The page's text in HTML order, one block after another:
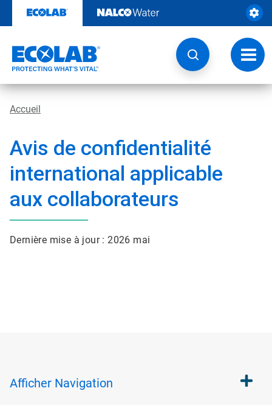
contenu
la
Accueil
Avis de confidentialité
international applicable
aux collaborateurs
Dernière mise à jour : 2026 mai
Afficher Navigation